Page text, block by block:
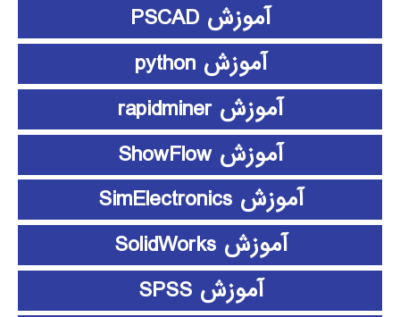
آموزش PSCAD
آموزش python
آموزش rapidminer
آموزش ShowFlow
آموزش SimElectronics
آموزش SolidWorks
آموزش SPSS